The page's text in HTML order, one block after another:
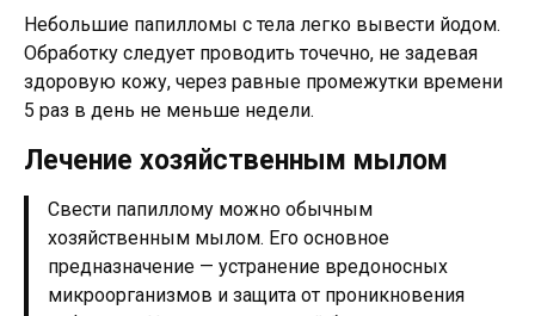
Небольшие папилломы с тела легко вывести йодом.
Обработку следует проводить точечно, не задевая
здоровую кожу, через равные промежутки времени
5 раз в день не меньше недели.
Лечение хозяйственным мылом
Свести папиллому можно обычным
хозяйственным мылом. Его основное
предназначение — устранение вредоносных
микроорганизмов и защита от проникновения